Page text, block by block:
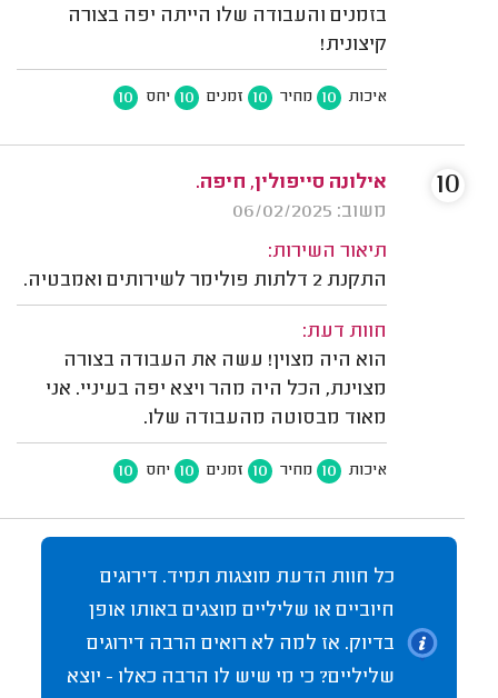
בזמנים והעבודה שלו הייתה יפה בצורה
קיצונית!
איכות 10 מחיר 10 זמנים 10 יחס 10
אילונה סייפולין, חיפה.
משוב: 06/02/2025
תיאור השירות:
התקנת 2 דלתות פולימר לשירותים ואמבטיה.
חוות דעת:
הוא היה מצוין! עשה את העבודה בצורה
מצוינת, הכל היה מהר ויצא יפה בעיניי. אני
מאוד מבסוטה מהעבודה שלו.
איכות 10 מחיר 10 זמנים 10 יחס 10
10
כל חוות הדעת מוצגות תמיד. דירוגים
חיוביים או שליליים מוצגים באותו אופן
בדיוק. אז למה לא רואים הרבה דירוגים
שליליים? כי מי שיש לו הרבה כאלו - יוצא